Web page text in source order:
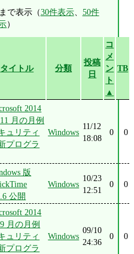
で表示（30件表示、 50件
）
タイトル 分類
投稿
日
コ
メ
ン
ト
▲
TB
2014
月の月例
ュリティ
プログラ
Windows
11/12
18:08
0 0
版
公開
Windows
10/23
12:51
0 0
2014
月の月例
ュリティ
プログラ
Windows
09/10
24:36
0 0